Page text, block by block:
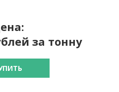
за тонну